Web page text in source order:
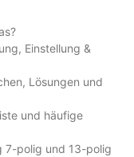
Einstellung &
Lösungen und
und häufige
7-polig und 13-polig